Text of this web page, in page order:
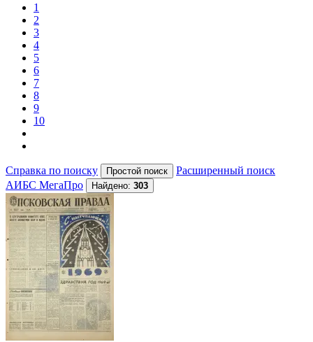
1
2
3
4
5
6
7
8
9
10
Справка по поиску
Расширенный поиск
АИБС МегаПро
Найдено: 303